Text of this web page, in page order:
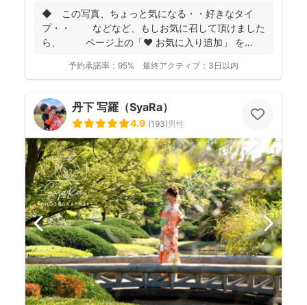
◆ この写真、ちょっと気になる・・好きなタイ
プ・・ などなど、もしお気に召して頂けました
ら、 ページ上の「❤ お気に入り追加」 を
予約承諾率： 95% 最終アクティブ： 3日以内
丹下 写羅（SyaRa）
4.9 (193)男性